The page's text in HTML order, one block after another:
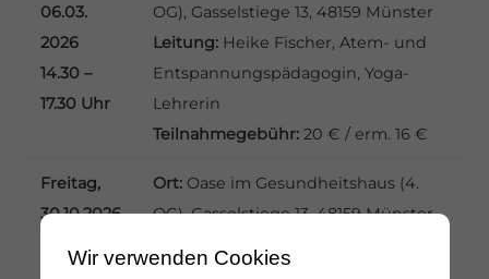
06.03.
2026
14.30 –
17.30 Uhr
OG), Gasselstiege 13, 48159 Münster
Leitung:Heike Fischer, Atem- und
Entspannungspädagogin, Yoga-
Lehrerin
Teilnahmegebühr:20 € / erm. 16 €
Freitag,
30.10.2026
Ort:Oase im Gesundheitshaus (4.
OG), Gasselstiege 13, 48159 Münster
Wir verwenden Cookies